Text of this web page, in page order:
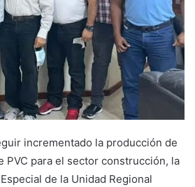
incrementado la producción de
PVC para el sector construcción, la
de la Unidad Regional